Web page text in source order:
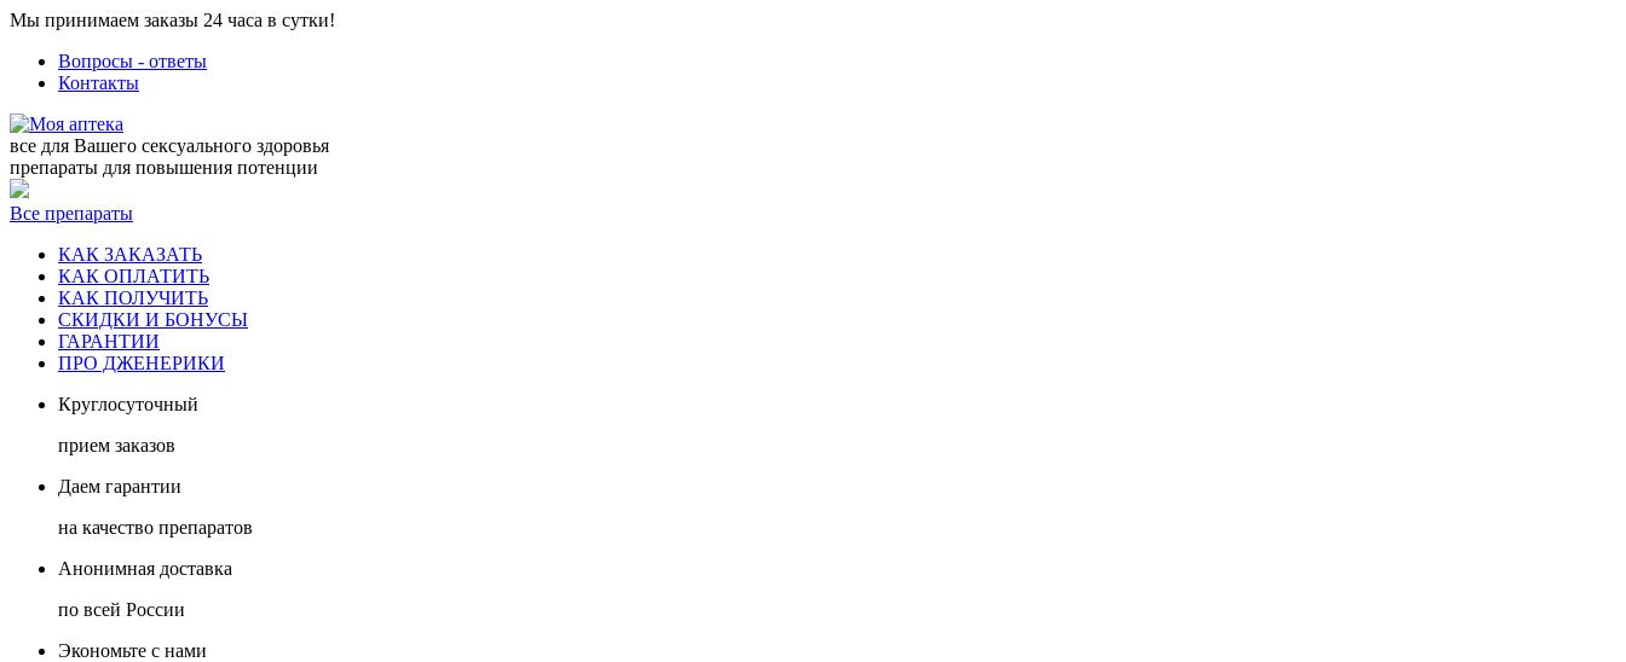
Мы принимаем заказы 24 часа в сутки!
Вопросы - ответы
Контакты
все для Вашего сексуального здоровья
препараты для повышения потенции
Все препараты
КАК ЗАКАЗАТЬ
КАК ОПЛАТИТЬ
КАК ПОЛУЧИТЬ
СКИДКИ И БОНУСЫ
ГАРАНТИИ
ПРО ДЖЕНЕРИКИ
Круглосуточный
прием заказов
Даем гарантии
на качество препаратов
Анонимная доставка
по всей России
Экономьте с нами